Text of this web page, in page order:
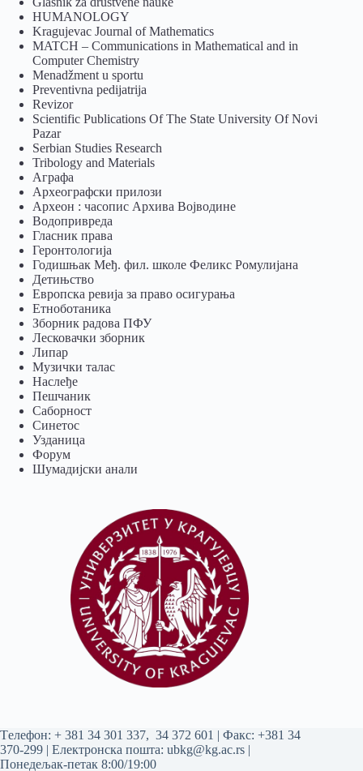
HUMANOLOGY
Kragujevac Journal of Mathematics
MATCH – Communications in Mathematical and in
Computer Chemistry
Menadžment u sportu
Preventivna pedijatrija
Revizor
Scientific Publications Of The State University Of Novi
Pazar
Serbian Studies Research
Tribology and Materials
Аграфа
Археографски прилози
Археон : часопис Архива Војводине
Водопривреда
Гласник права
Геронтологија
Годишњак Међ. фил. школе Феликс Ромулијана
Детињство
Европска ревија за право осигурања
Eтноботаника
Зборник радова ПФУ
Лесковачки зборник
Липар
Музички талас
Наслеђе
Пешчаник
Саборност
Синетос
Узданица
Форум
Шумадијски анали
Tелефон: + 381 34 301 337, 34 372 601 | Факс: +381 34
370-299 | Електронска пошта: ubkg@kg.ac.rs |
Понедељак-петак 8:00/19:00